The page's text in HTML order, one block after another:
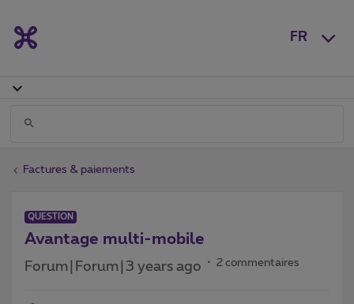
FR
Factures & paiements
QUESTION
Avantage multi-mobile
Forum|Forum|3 years ago 2 commentaires